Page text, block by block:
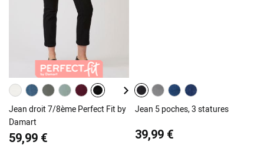
Jean droit 7/8ème Perfect Fit by
Damart
59,99 €
Jean 5 poches, 3 statures
39,99 €